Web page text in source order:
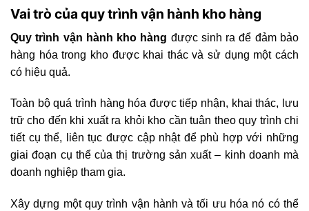
Vai trò của quy trình vận hành kho hàng
Quy trình vận hành kho hàng được sinh ra để đảm bảo
hàng hóa trong kho được khai thác và sử dụng một cách
có hiệu quả.
Toàn bộ quá trình hàng hóa được tiếp nhận, khai thác, lưu
trữ cho đến khi xuất ra khỏi kho cần tuân theo quy trình chi
tiết cụ thể, liên tục được cập nhật để phù hợp với những
giai đoạn cụ thể của thị trường sản xuất – kinh doanh mà
doanh nghiệp tham gia.
Xây dựng một quy trình vận hành và tối ưu hóa nó có thể